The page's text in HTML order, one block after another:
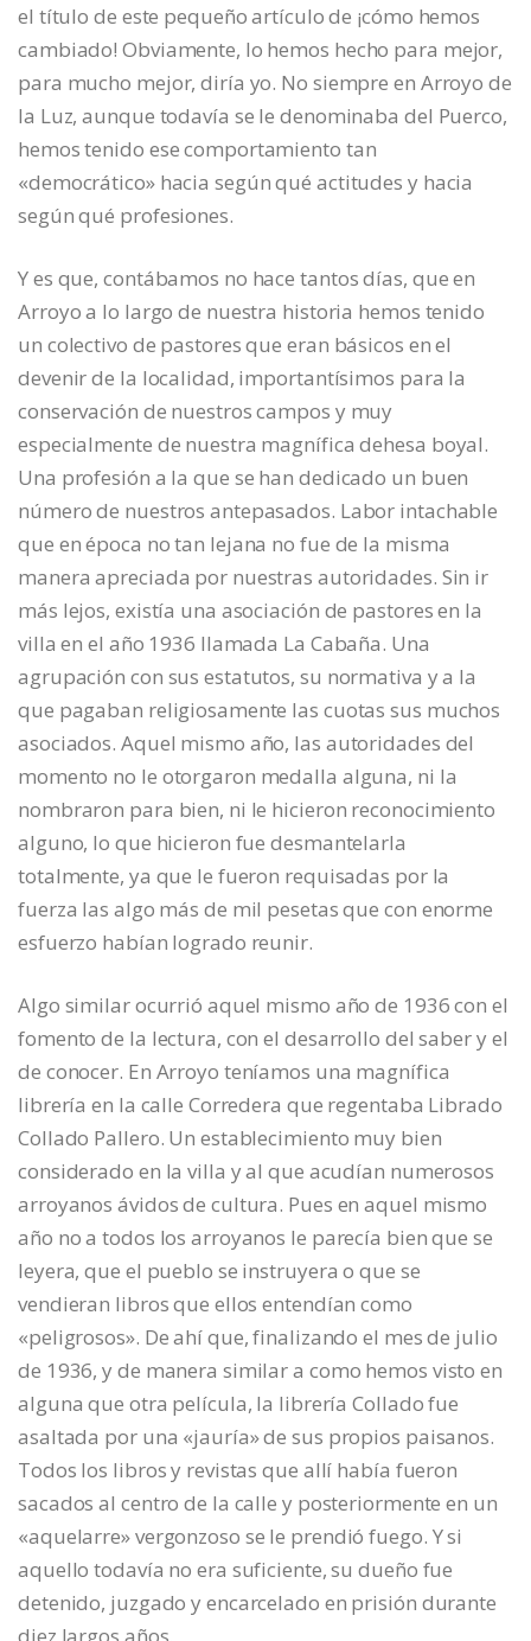
el título de este pequeño artículo de ¡cómo hemos
cambiado! Obviamente, lo hemos hecho para mejor,
para mucho mejor, diría yo. No siempre en Arroyo de
la Luz, aunque todavía se le denominaba del Puerco,
hemos tenido ese comportamiento tan
«democrático» hacia según qué actitudes y hacia
según qué profesiones.
Y es que, contábamos no hace tantos días, que en
Arroyo a lo largo de nuestra historia hemos tenido
un colectivo de pastores que eran básicos en el
devenir de la localidad, importantísimos para la
conservación de nuestros campos y muy
especialmente de nuestra magnífica dehesa boyal.
Una profesión a la que se han dedicado un buen
número de nuestros antepasados. Labor intachable
que en época no tan lejana no fue de la misma
manera apreciada por nuestras autoridades. Sin ir
más lejos, existía una asociación de pastores en la
villa en el año 1936 llamada La Cabaña. Una
agrupación con sus estatutos, su normativa y a la
que pagaban religiosamente las cuotas sus muchos
asociados. Aquel mismo año, las autoridades del
momento no le otorgaron medalla alguna, ni la
nombraron para bien, ni le hicieron reconocimiento
alguno, lo que hicieron fue desmantelarla
totalmente, ya que le fueron requisadas por la
fuerza las algo más de mil pesetas que con enorme
esfuerzo habían logrado reunir.
Algo similar ocurrió aquel mismo año de 1936 con el
fomento de la lectura, con el desarrollo del saber y el
de conocer. En Arroyo teníamos una magnífica
librería en la calle Corredera que regentaba Librado
Collado Pallero. Un establecimiento muy bien
considerado en la villa y al que acudían numerosos
arroyanos ávidos de cultura. Pues en aquel mismo
año no a todos los arroyanos le parecía bien que se
leyera, que el pueblo se instruyera o que se
vendieran libros que ellos entendían como
«peligrosos». De ahí que, finalizando el mes de julio
de 1936, y de manera similar a como hemos visto en
alguna que otra película, la librería Collado fue
asaltada por una «jauría» de sus propios paisanos.
Todos los libros y revistas que allí había fueron
sacados al centro de la calle y posteriormente en un
«aquelarre» vergonzoso se le prendió fuego. Y si
aquello todavía no era suficiente, su dueño fue
detenido, juzgado y encarcelado en prisión durante
diez largos años.